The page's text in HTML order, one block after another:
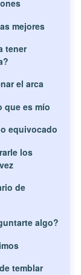
mejores
tener
el arca
que es mío
equivocado
los
de
algo?
temblar